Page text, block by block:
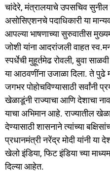
चांदेरे, मंत्रालयाचे उपसचिव सुनील
असोसिएशनचे पदाधिकारी या
आपल्या भाषणाच्या सुरुवातीस
जोशी यांना आदरांजली वाहत
स्पर्धेची मुहूर्तमेढ रोवली, बुवा
या आठवणींना उजाळा दिला. ते
जगभर पोहोचविण्यासाठी सर्वांनी
खेळाडूंनी राज्याचा आणि देशाचा
याचा अभिमान आहे. राज्यातील
देण्यासाठी शासनाने त्यांच्या
प्रधानमंत्री नरेंद्र मोदी यांनी
खेलो इंडिया, फिट इंडिया च्या
दिल्या आहेत.